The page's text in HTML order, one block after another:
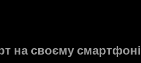
на своєму смартфоні